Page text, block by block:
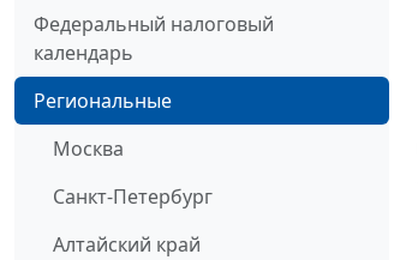
Федеральный налоговый
календарь
Региональные
Москва
Санкт-Петербург
Алтайский край